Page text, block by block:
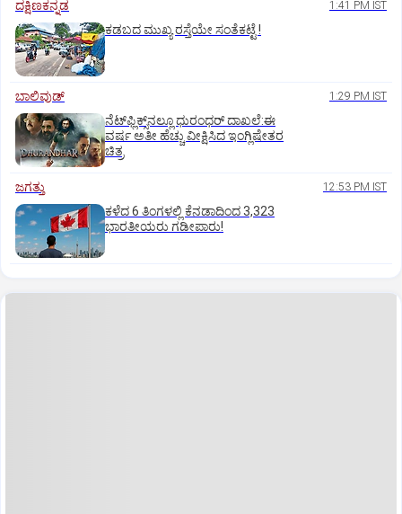
ದಕ್ಷಿಣಕನ್ನಡ 1:41 PM IST
ಕಡಬದ ಮುಖ್ಯ ರಸ್ತೆಯೇ ಸಂತೆಕಟ್ಟೆ !
ಬಾಲಿವುಡ್‌ 1:29 PM IST
ನೆಟ್‌ಫ್ಲಿಕ್ಸ್‌ನಲ್ಲೂ ಧುರಂಧರ್‌ ದಾಖಲೆ:ಈ
ವರ್ಷ ಅತೀ ಹೆಚ್ಚು ವೀಕ್ಷಿಸಿದ ಇಂಗ್ಲಿಷೇತರ
ಚಿತ್ರ
ಜಗತ್ತು 12:53 PM IST
ಕಳೆದ 6 ತಿಂಗಳಲ್ಲಿ ಕೆನಡಾದಿಂದ 3,323
ಭಾರತೀಯರು ಗಡೀಪಾರು!